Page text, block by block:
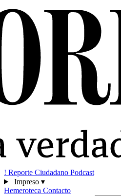
! Reporte Ciudadano Podcast
Impreso ▾
Hemeroteca Contacto